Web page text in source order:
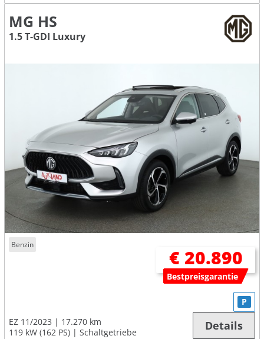
MG HS
1.5 T-GDI Luxury
Benzin
€ 20.890
Bestpreisgarantie
EZ 11/2023
17.270 km
119 kW (162 PS)
Schaltgetriebe
P
Details